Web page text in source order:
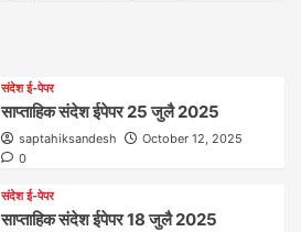
संदेश ई-पेपर
साप्ताहिक संदेश ईपेपर 25 जुलै 2025
saptahiksandesh
October 12, 2025
0
संदेश ई-पेपर
साप्ताहिक संदेश ईपेपर 18 जुलै 2025